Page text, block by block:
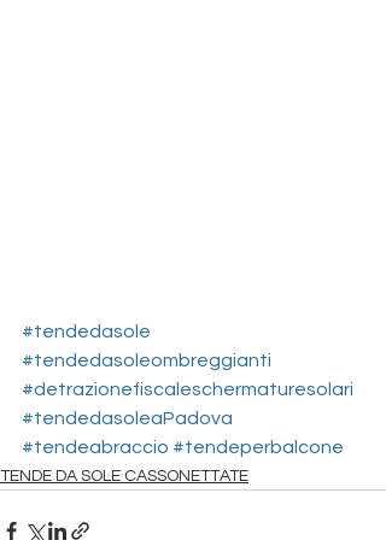
#tendedasole
#tendedasoleombreggianti
#detrazionefiscaleschermaturesolari
#tendedasoleaPadova
#tendeabraccio #tendeperbalcone
TENDE DA SOLE CASSONETTATE